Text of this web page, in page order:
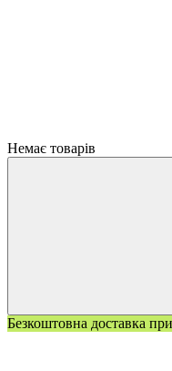
Немає товарів
Безкоштовна доставка